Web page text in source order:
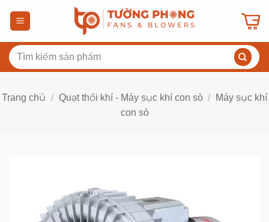
dung
Tìm
kiếm:
Trang chủ / Quạt thổi khí - Máy sục khí con sò /
Máy sục khí
con sò